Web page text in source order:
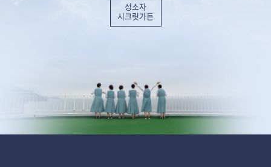
성소자
시크릿가든